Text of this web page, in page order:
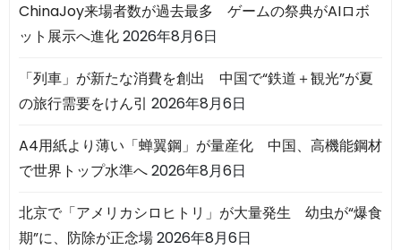
ChinaJoy来場者数が過去最多 ゲームの祭典がAIロボ
ット展示へ進化2026年8月6日
「列車」が新たな消費を創出 中国で“鉄道＋観光”が夏
の旅行需要をけん引 2026年8月6日
A4用紙より薄い「蝉翼鋼」が量産化 中国、高機能鋼材
で世界トップ水準へ2026年8月6日
北京で「アメリカシロヒトリ」が大量発生 幼虫が“爆食
期”に、防除が正念場2026年8月6日